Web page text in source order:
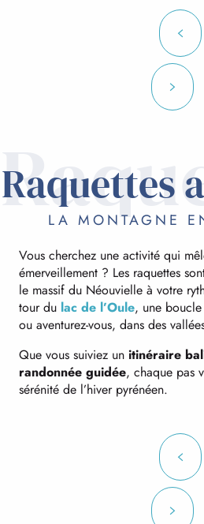
Raquettes
LA MONTAGNE
Vous cherchez une activité qui
émerveillement ? Les raquettes
le massif du Néouvielle à votre
tour du lac de l’Oule, une boucle
ou aventurez-vous, dans des
Que vous suiviez un itinéraire
randonnée guidée, chaque pas
sérénité de l’hiver pyrénéen.